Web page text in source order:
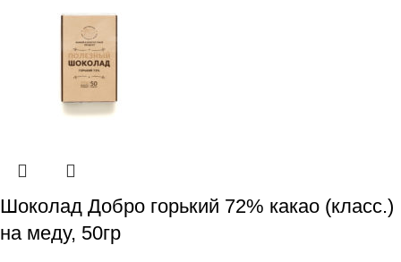
Шоколад Добро горький 72% какао (класс.)
на меду, 50гр